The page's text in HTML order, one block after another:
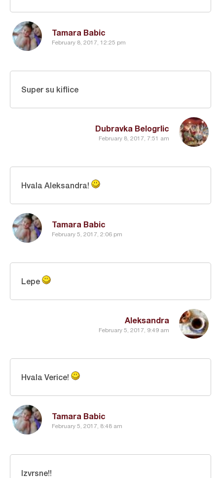
Tamara Babic
February 8, 2017, 12:25 pm
Dubravka Belogrlic
February 8, 2017, 7:51 am
Super su kiflice
Tamara Babic
February 5, 2017, 2:06 pm
Hvala Aleksandra!
Aleksandra
February 5, 2017, 9:49 am
Lepe
Tamara Babic
February 5, 2017, 8:48 am
Hvala Verice!
Izvrsne!!